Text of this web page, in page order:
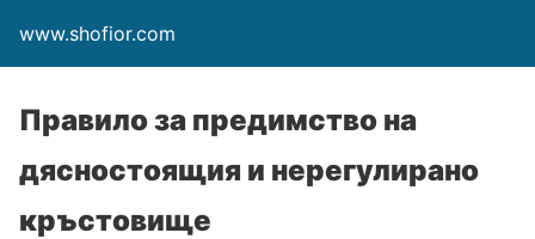
www.shofior.com
Правило за предимство на
дясностоящия и нерегулирано
кръстовище